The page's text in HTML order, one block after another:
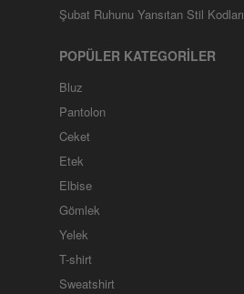
Şubat Ruhunu Yansıtan Stil Kodları
POPÜLER KATEGORİLER
Bluz
Pantolon
Ceket
Etek
Elbise
Gömlek
Yelek
T-shirt
Sweatshirt